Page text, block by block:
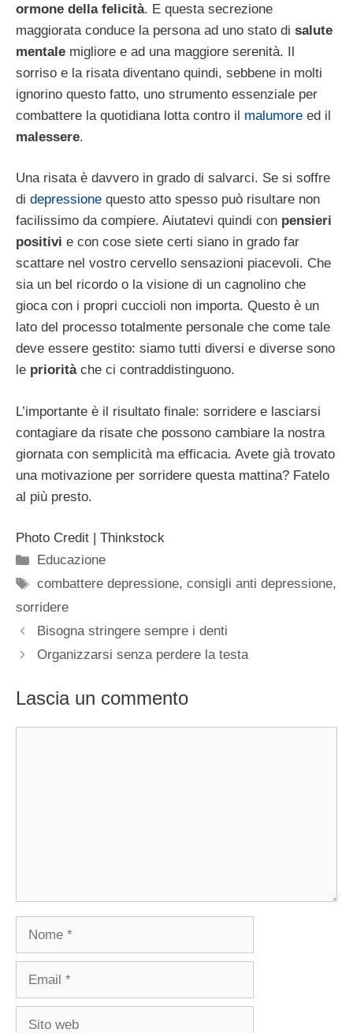
ormone della felicità. E questa secrezione
maggiorata conduce la persona ad uno stato di salute
mentale migliore e ad una maggiore serenità. Il
sorriso e la risata diventano quindi, sebbene in molti
ignorino questo fatto, uno strumento essenziale per
combattere la quotidiana lotta contro il malumore ed il
malessere.
Una risata è davvero in grado di salvarci. Se si soffre
di depressione questo atto spesso può risultare non
facilissimo da compiere. Aiutatevi quindi con pensieri
positivi e con cose siete certi siano in grado far
scattare nel vostro cervello sensazioni piacevoli. Che
sia un bel ricordo o la visione di un cagnolino che
gioca con i propri cuccioli non importa. Questo è un
lato del processo totalmente personale che come tale
deve essere gestito: siamo tutti diversi e diverse sono
le prioritàche ci contraddistinguono.
L’importante è il risultato finale: sorridere e lasciarsi
contagiare da risate che possono cambiare la nostra
giornata con semplicità ma efficacia. Avete già trovato
una motivazione per sorridere questa mattina? Fatelo
al più presto.
Photo Credit | Thinkstock
Categorie
Educazione
Tag
combattere depressione,consigli anti depressione,
sorridere
Bisogna stringere sempre i denti
Organizzarsi senza perdere la testa
Lascia un commento
Nome
Email
Sito